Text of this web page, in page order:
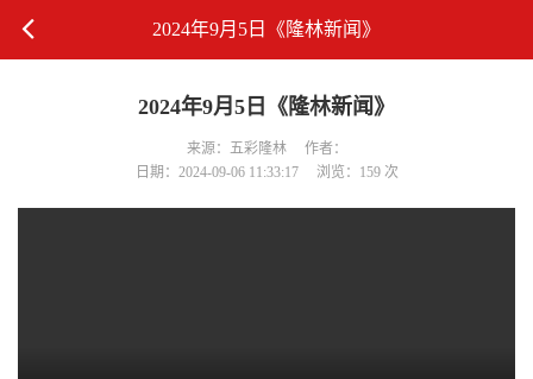
2024年9月5日《隆林新闻》
2024年9月5日《隆林新闻》
来源：五彩隆林
作者：
日期：2024-09-06 11:33:17
浏览：159 次